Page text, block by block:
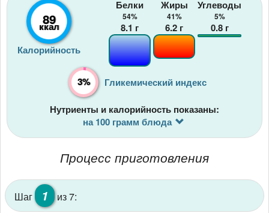
89
ккал
Калорийность
Белки
54%
8.1 г
Жиры
41%
6.2 г
Углеводы
5%
0.8г
3% Гликемический индекс
Нутриенты и калорийность показаны:
на 100 грамм блюда
Процесс приготовления
Шаг 1
из 7: